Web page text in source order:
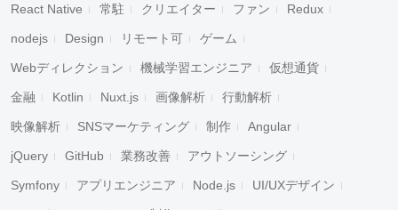
React Native 常駐 クリエイター ファン Redux
nodejs Design リモート可 ゲーム
Webディレクション 機械学習エンジニア 仮想通貨
金融 Kotlin Nuxt.js 画像解析 行動解析
映像解析 SNSマーケティング 制作 Angular
jQuery GitHub 業務改善 アウトソーシング
Symfony アプリエンジニア Node.js UI/UXデザイン